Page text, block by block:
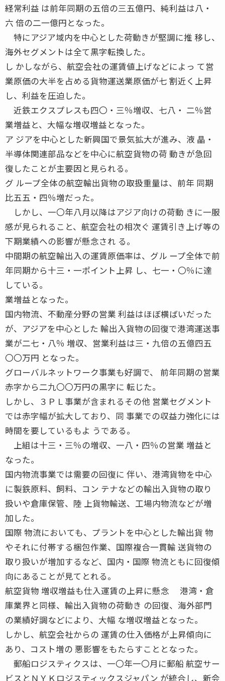
経常利益 は前年同期の五倍の三五億円、純利益は八・
六 倍の二一億円となった。
特にアジア域内を中心とした荷動きが堅調に推 移し、
海外セグメントは全て黒字転換した。
し かしながら、航空会社の運賃値上げなどによっ て営
業原価の大半を占める貨物運送業原価が七 割近く上昇
し、利益を圧迫した。
近鉄エクスプレスも四〇・三％増収、七八・ 二％営
業増益と、大幅な増収増益となった。
ア ジアを中心とした新興国で景気拡大が進み、液 晶・
半導体関連部品などを中心に航空貨物の荷 動きが急回
復したことが主要因と見られる。
グ ループ全体の航空輸出貨物の取扱重量は、前年 同期
比五五・四％増だった。
しかし、一〇年八月以降はアジア向けの荷動 きに一服
感が見られること、航空会社の相次ぐ 運賃引き上げ等の
下期業績への影響が懸念され る。
中間期の航空輸出入の運賃原価率は、グル ープ全体で前
年同期から十三・一ポイント上昇 し、七一・〇％に達
している。
業増益となった。
国内物流、不動産分野の営業 利益はほぼ横ばいだった
が、アジアを中心とした 輸出入貨物の回復で港湾運送事
業が二七・八％ 増収、営業利益は三・九倍の五億四五
〇〇万円 となった。
グローバルネットワーク事業も好調で、 前年同期の営業
赤字から二九〇〇万円の黒字に 転じた。
しかし、３ＰＬ事業が含まれるその他 営業セグメント
では赤字幅が拡大しており、同 事業での収益力強化には
時間を要しているもよ うである。
上組は十三・三％の増収、一八・四％の営業 増益と
なった。
国内物流事業では需要の回復に 伴い、港湾貨物を中心
に製鉄原料、飼料、コン テナなどの輸出入貨物の取り
扱いや倉庫保管、陸 上貨物輸送、工場内物流などが増
加した。
国際 物流においても、プラントを中心とした輸出貨 物
やそれに付帯する梱包作業、国際複合一貫輸 送貨物の
取り扱いが増加するなど、国内・国際 物流ともに回復傾
向にあることが見てとれる。
航空貨物 増収増益も仕入運賃の上昇に懸念 港湾・倉
庫業界と同様、輸出入貨物の荷動き の回復、海外部門
の業績好調などにより、大幅 な増収増益となった。
しかし、航空会社からの 運賃の仕入価格が上昇傾向に
あり、コスト増の 悪影響をもたらすこととなった。
郵船ロジスティクスは、一〇年一〇月に郵船 航空サー
ビスとＮＹＫロジスティックスジャパン が統合し、新会